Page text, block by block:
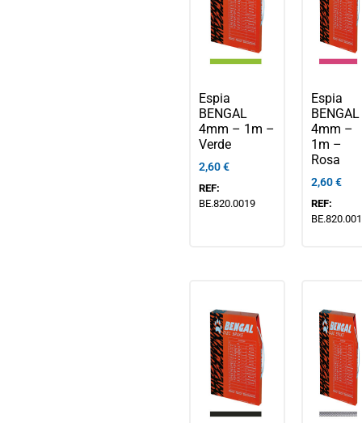
Espia
BENGAL
4mm – 1m –
Verde
2,60€
REF:
BE.820.0019
Espia
BENGAL
4mm –
1m –
Rosa
2,60€
REF: